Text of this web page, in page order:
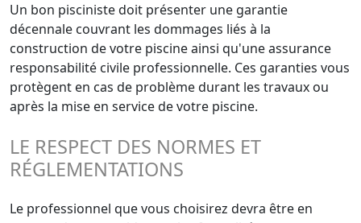
Un bon pisciniste doit présenter une garantie
décennale couvrant les dommages liés à la
construction de votre piscine ainsi qu'une assurance
responsabilité civile professionnelle. Ces garanties vous
protègent en cas de problème durant les travaux ou
après la mise en service de votre piscine.
LE RESPECT DES NORMES ET
RÉGLEMENTATIONS
Le professionnel que vous choisirez devra être en